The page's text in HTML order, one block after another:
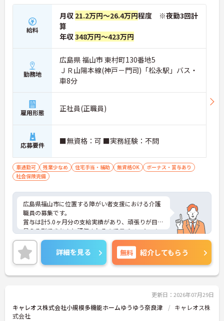
給料
月収 21.2万円～26.4万円程度 ※夜勤3回計
算
年収348万円～423万円
勤務地
広島県 福山市 東村町130番地5
ＪＲ山陽本線(神戸－門司)「松永駅」バス・
車8分
雇用形態 正社員(正職員)
応募要件 ■無資格：可 ■実務経験：不問
車通勤可 残業少なめ 住宅手当・補助 無資格OK
ボーナス・賞与あり
社会保険完備
広島県福山市に位置する障がい者支援における介護
職員の募集です。
賞与は計5.0ヶ月分の支給実績があり、頑張りが目に
見える形できちんと評価されるのでモチベーション
アップにつながります。また、介護資格をお持ちで
ない方も歓迎です。ご利用者に寄り沿ってサービス
の提供を行っていただける方を募集しています。
ご興味のある方には、面接対策ポイントなど、さら
に詳細をお話しいたしますのでお気軽にご相談くだ
詳細を見る 無料 紹介してもらう
更新日：2026年07月29日
キャレオス株式会社小規模多機能ホームゆうゆう奈良津
キャレオス株
式会社